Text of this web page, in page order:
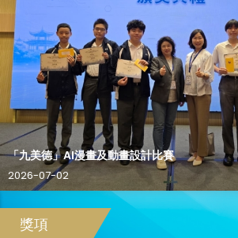
「九美德」AI漫畫及動畫設計比賽
2026-07-02
獎項